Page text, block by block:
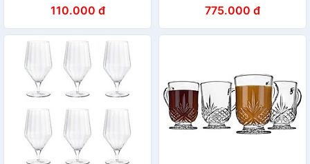
110.000 đ 775.000 đ